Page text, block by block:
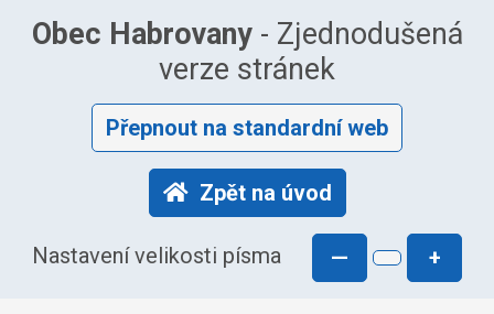
Obec Habrovany- Zjednodušená
verze stránek
Přepnout na standardní web
Zpět na úvod
Nastavení velikosti písma — +